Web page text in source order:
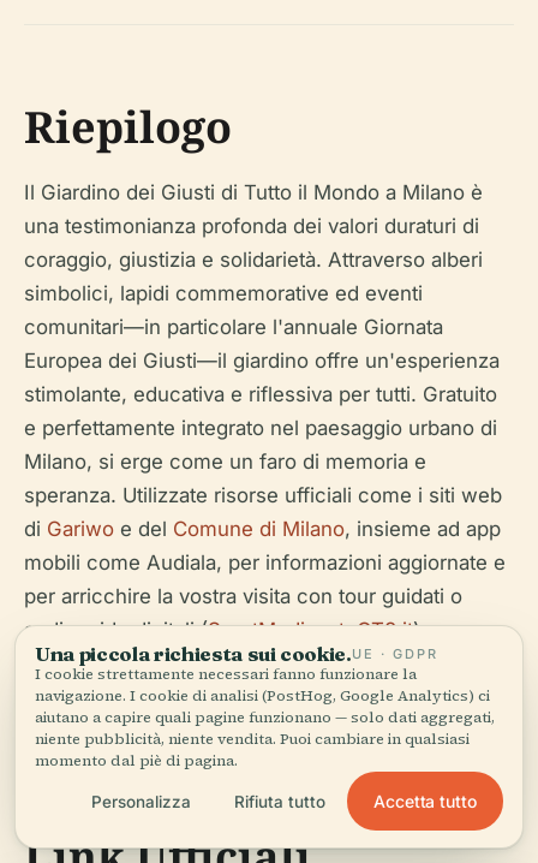
Riepilogo
Il Giardino dei Giusti di Tutto il Mondo a Milano è
una testimonianza profonda dei valori duraturi di
coraggio, giustizia e solidarietà. Attraverso alberi
simbolici, lapidi commemorative ed eventi
comunitari—in particolare l'annuale Giornata
Europea dei Giusti—il giardino offre un'esperienza
stimolante, educativa e riflessiva per tutti. Gratuito
e perfettamente integrato nel paesaggio urbano di
Milano, si erge come un faro di memoria e
speranza. Utilizzate risorse ufficiali come i siti web
di Gariwo e del Comune di Milano, insieme ad app
mobili come Audiala, per informazioni aggiornate e
per arricchire la vostra visita con tour guidati o
audioguide digitali (SportMediaset;QT8.it).
Letture Consigliate e
Una piccola richiesta sui cookie.UE · GDPR
I cookie strettamente necessari fanno funzionare la
navigazione. I cookie di analisi (PostHog, Google Analytics) ci
aiutano a capire quali pagine funzionano — solo dati aggregati,
niente pubblicità, niente vendita. Puoi cambiare in qualsiasi
momento dal piè di pagina.
Personalizza Rifiuta tutto Accetta tutto